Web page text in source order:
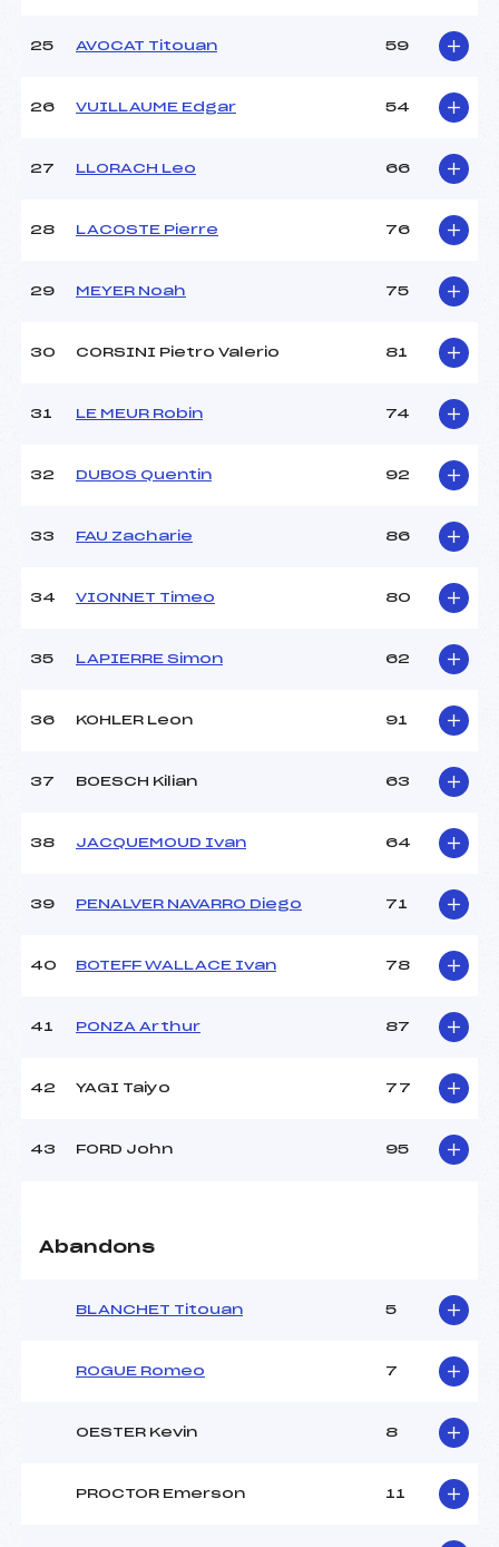
25 AVOCAT Titouan 59
26 VUILLAUME Edgar 54
27 LLORACH Leo 66
28 LACOSTE Pierre 76
29 MEYER Noah 75
30 CORSINI Pietro Valerio 81
31 LE MEUR Robin 74
32 DUBOS Quentin 92
33 FAU Zacharie 86
34 VIONNET Timeo 80
35 LAPIERRE Simon 62
36 KOHLER Leon 91
37 BOESCH Kilian 63
38 JACQUEMOUD Ivan 64
39 PENALVER NAVARRO Diego 71
40 BOTEFF WALLACE Ivan 78
41 PONZA Arthur 87
42 YAGI Taiyo 77
43 FORD John 95
Abandons
BLANCHET Titouan 5
ROGUE Romeo 7
OESTER Kevin 8
PROCTOR Emerson 11